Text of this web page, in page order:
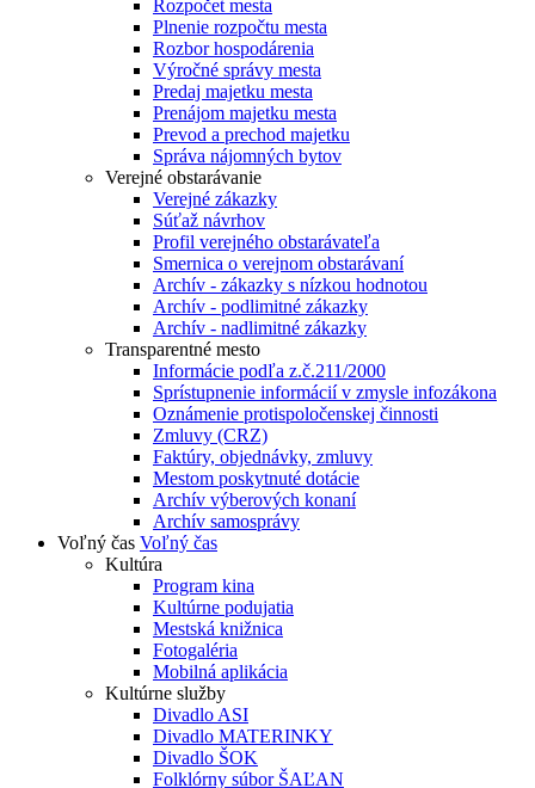
Rozpočet mesta
Plnenie rozpočtu mesta
Rozbor hospodárenia
Výročné správy mesta
Predaj majetku mesta
Prenájom majetku mesta
Prevod a prechod majetku
Správa nájomných bytov
Verejné obstarávanie
Verejné zákazky
Súťaž návrhov
Profil verejného obstarávateľa
Smernica o verejnom obstarávaní
Archív - zákazky s nízkou hodnotou
Archív - podlimitné zákazky
Archív - nadlimitné zákazky
Transparentné mesto
Informácie podľa z.č.211/2000
Sprístupnenie informácií v zmysle infozákona
Oznámenie protispoločenskej činnosti
Zmluvy (CRZ)
Faktúry, objednávky, zmluvy
Mestom poskytnuté dotácie
Archív výberových konaní
Archív samosprávy
Voľný čas Voľný čas
Kultúra
Program kina
Kultúrne podujatia
Mestská knižnica
Fotogaléria
Mobilná aplikácia
Kultúrne služby
Divadlo ASI
Divadlo MATERINKY
Divadlo ŠOK
Folklórny súbor ŠAĽAN